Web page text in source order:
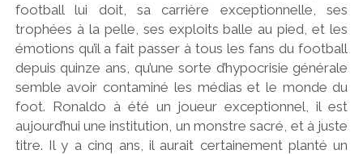
football lui doit, sa carrière exceptionnelle, ses
trophées à la pelle, ses exploits balle au pied, et les
émotions qu’il a fait passer à tous les fans du football
depuis quinze ans, qu’une sorte d’hypocrisie générale
semble avoir contaminé les médias et le monde du
foot. Ronaldo à été un joueur exceptionnel, il est
aujourd’hui une institution, un monstre sacré, et à juste
titre. Il y a cinq ans, il aurait certainement planté un